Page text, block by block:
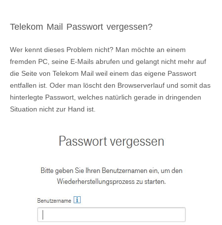
Telekom Mail Passwort vergessen?
Wer kennt dieses Problem nicht? Man möchte an einem
fremden PC, seine E-Mails abrufen und gelangt nicht mehr auf
die Seite von Telekom Mail weil einem das eigene Passwort
entfallen ist. Oder man löscht den Browserverlauf und somit das
hinterlegte Passwort, welches natürlich gerade in dringenden
Situation nicht zur Hand ist.